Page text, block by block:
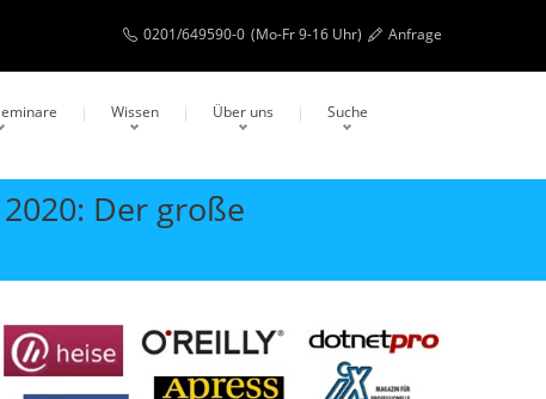
0201/649590-0 (Mo-Fr 9-16 Uhr) Anfrage
Wissen Über uns Suche
Der große